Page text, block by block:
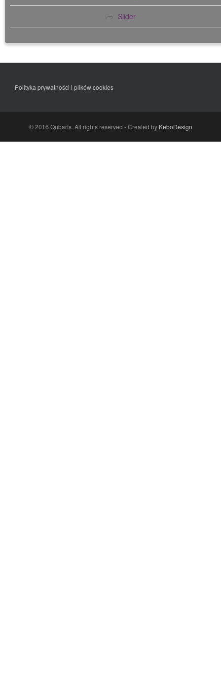
Slider
Polityka prywatności i plików cookies
© 2016 Qubarts. All rights reserved - Created by KeboDesign